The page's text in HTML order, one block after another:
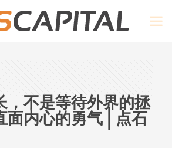
，不是等待外界的拯
面内心的勇气 | 点石